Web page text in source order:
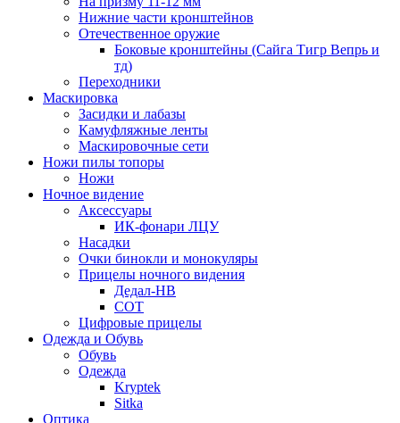
Нижние части кронштейнов
Отечественное оружие
Боковые кронштейны (Сайга Тигр Вепрь и
тд)
Переходники
Маскировка
Засидки и лабазы
Камуфляжные ленты
Маскировочные сети
Ножи пилы топоры
Ножи
Ночное видение
Аксессуары
ИК-фонари ЛЦУ
Насадки
Очки бинокли и монокуляры
Прицелы ночного видения
Дедал-НВ
СОТ
Цифровые прицелы
Одежда и Обувь
Обувь
Одежда
Kryptek
Sitka
Оптика